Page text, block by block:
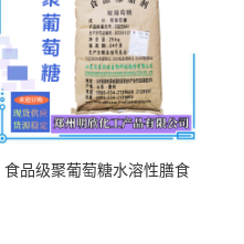
食品级聚葡萄糖水溶性膳食